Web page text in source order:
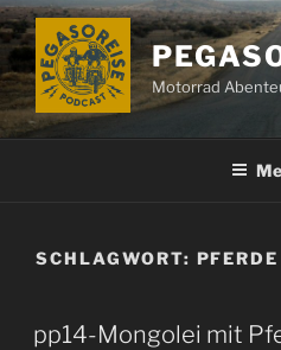
Zum
Inhalt
springen
Motorrad
SCHLAGWORT: PFERDE
pp14-Mongolei mit